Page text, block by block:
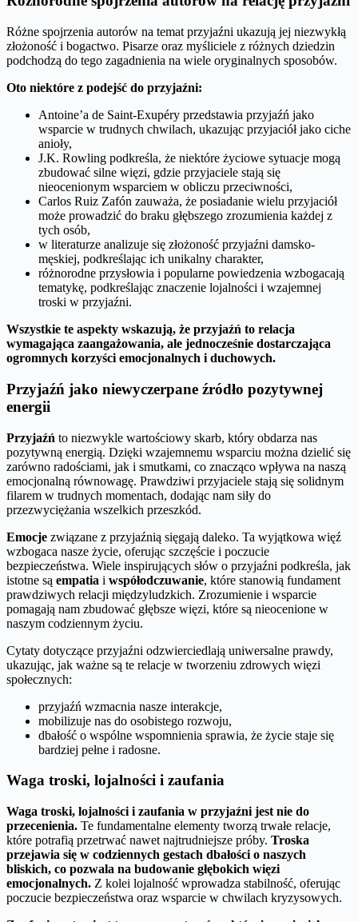
Różne spojrzenia autorów na temat przyjaźni ukazują jej niezwykłą
złożoność i bogactwo. Pisarze oraz myśliciele z różnych dziedzin
podchodzą do tego zagadnienia na wiele oryginalnych sposobów.
Oto niektóre z podejść do przyjaźni:
Antoine’a de Saint-Exupéry przedstawia przyjaźń jako
wsparcie w trudnych chwilach, ukazując przyjaciół jako ciche
anioły,
J.K. Rowling podkreśla, że niektóre życiowe sytuacje mogą
zbudować silne więzi, gdzie przyjaciele stają się
nieocenionym wsparciem w obliczu przeciwności,
Carlos Ruiz Zafón zauważa, że posiadanie wielu przyjaciół
może prowadzić do braku głębszego zrozumienia każdej z
tych osób,
w literaturze analizuje się złożoność przyjaźni damsko-
męskiej, podkreślając ich unikalny charakter,
różnorodne przysłowia i popularne powiedzenia wzbogacają
tematykę, podkreślając znaczenie lojalności i wzajemnej
troski w przyjaźni.
Wszystkie te aspekty wskazują, że przyjaźń to relacja
wymagająca zaangażowania, ale jednocześnie dostarczająca
ogromnych korzyści emocjonalnych i duchowych.
Przyjaźń jako niewyczerpane źródło pozytywnej
energii
Przyjaźń to niezwykle wartościowy skarb, który obdarza nas
pozytywną energią. Dzięki wzajemnemu wsparciu można dzielić się
zarówno radościami, jak i smutkami, co znacząco wpływa na naszą
emocjonalną równowagę. Prawdziwi przyjaciele stają się solidnym
filarem w trudnych momentach, dodając nam siły do
przezwyciężania wszelkich przeszkód.
Emocje związane z przyjaźnią sięgają daleko. Ta wyjątkowa więź
wzbogaca nasze życie, oferując szczęście i poczucie
bezpieczeństwa. Wiele inspirujących słów o przyjaźni podkreśla, jak
istotne są empatia i współodczuwanie, które stanowią fundament
prawdziwych relacji międzyludzkich. Zrozumienie i wsparcie
pomagają nam zbudować głębsze więzi, które są nieocenione w
naszym codziennym życiu.
Cytaty dotyczące przyjaźni odzwierciedlają uniwersalne prawdy,
ukazując, jak ważne są te relacje w tworzeniu zdrowych więzi
społecznych:
przyjaźń wzmacnia nasze interakcje,
mobilizuje nas do osobistego rozwoju,
dbałość o wspólne wspomnienia sprawia, że życie staje się
bardziej pełne i radosne.
Waga troski, lojalności i zaufania
Waga troski, lojalności i zaufania w przyjaźni jest nie do
przecenienia. Te fundamentalne elementy tworzą trwałe relacje,
które potrafią przetrwać nawet najtrudniejsze próby. Troska
przejawia się w codziennych gestach dbałości o naszych
bliskich, co pozwala na budowanie głębokich więzi
emocjonalnych. Z kolei lojalność wprowadza stabilność, oferując
poczucie bezpieczeństwa oraz wsparcie w chwilach kryzysowych.